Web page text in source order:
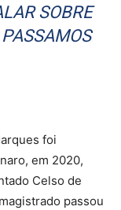
SOBRE
foi
em 2020,
Celso de
passou